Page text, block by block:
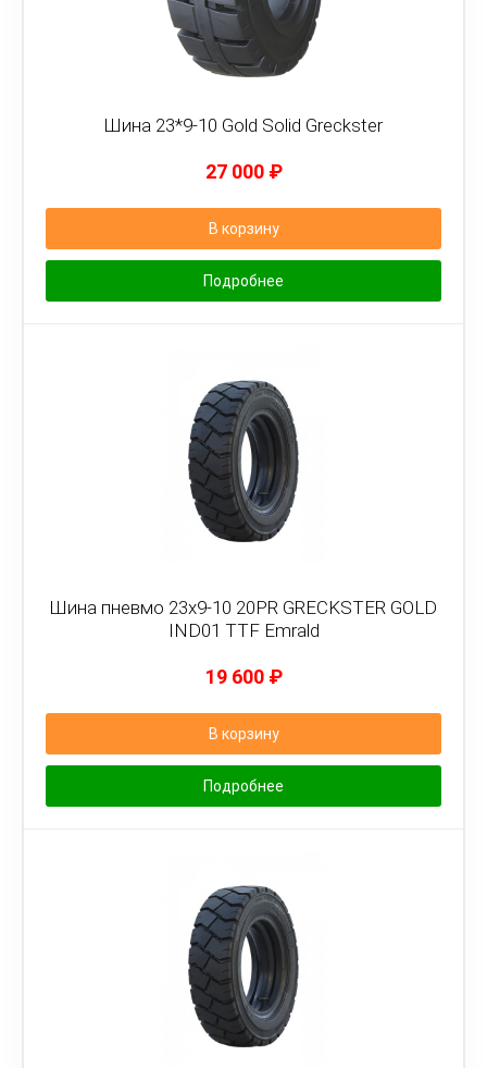
Шина 23*9-10 Gold Solid Greckster
27 000 ₽
В корзину
Подробнее
Шина пневмо 23x9-10 20PR GRECKSTER GOLD
IND01 TTF Emrald
19 600 ₽
В корзину
Подробнее